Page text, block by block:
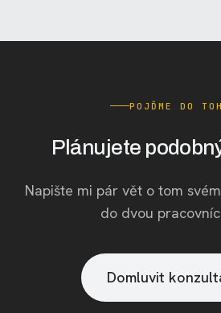
POJĎME DO
Plánujete
Napište mi pár vět o tom
do dvou
Domluvit